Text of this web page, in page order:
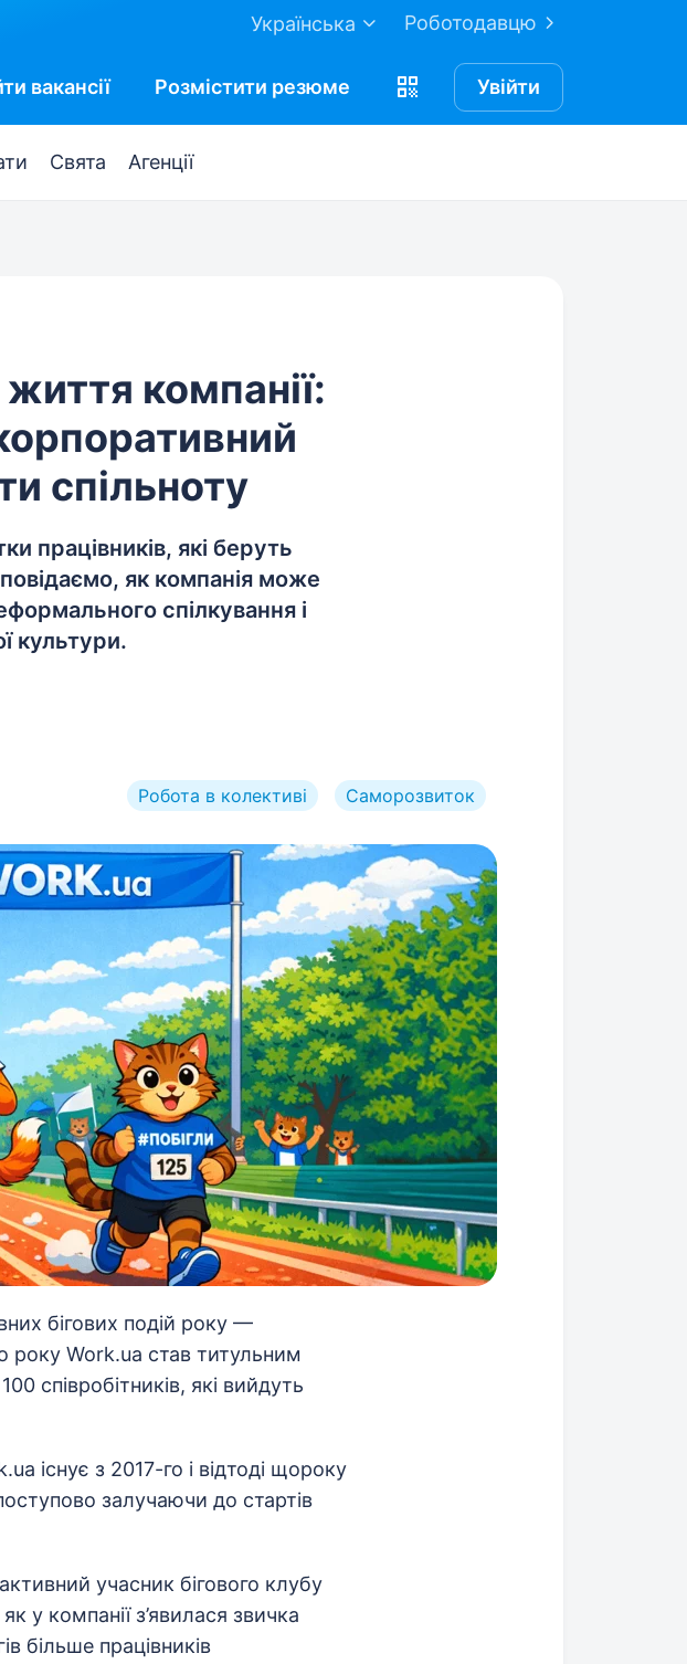
Роботодавцю
Українська
вакансії Розмістити резюме Увійти
Свята Агенції
компанії:
спільноту
працівників, які беруть
як компанія може
спілкування і
культури.
Робота в колективі Саморозвиток
бігових подій року —
року Work.ua став титульним
співробітників, які вийдуть
існує з 2017-го і відтоді щороку
залучаючи до стартів
учасник бігового клубу
у компанії з’явилася звичка
більше працівників